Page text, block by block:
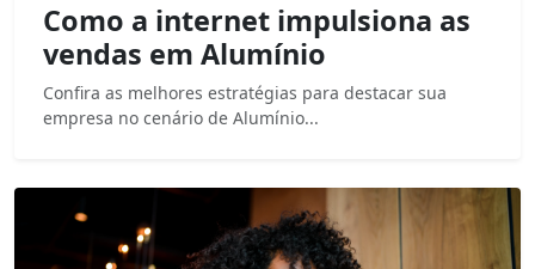
Como a internet impulsiona as
vendas em Alumínio
Confira as melhores estratégias para destacar sua
empresa no cenário de Alumínio...